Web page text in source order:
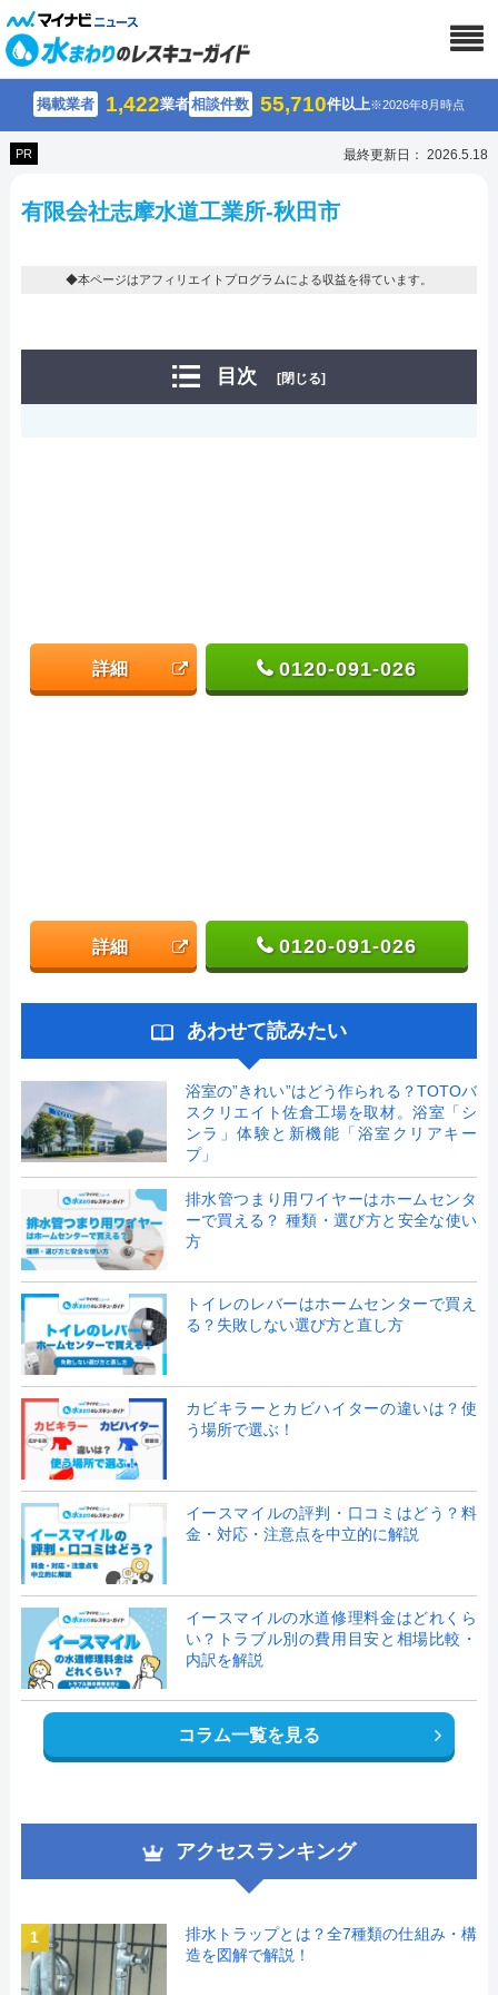
掲載業者 1,422業者相談件数 55,710件以上※2026年8月時点
PR 最終更新日： 2026.5.18
有限会社志摩水道工業所-秋田市
◆本ページはアフィリエイトプログラムによる収益を得ています。
目次 [閉じる]
詳細 0120-091-026
詳細 0120-091-026
あわせて読みたい
浴室の”きれい”はどう作られる？TOTOバ
スクリエイト佐倉工場を取材。浴室「シ
ンラ」体験と新機能「浴室クリアキー
プ」
排水管つまり用ワイヤーはホームセンタ
ーで買える？ 種類・選び方と安全な使い
方
トイレのレバーはホームセンターで買え
る？失敗しない選び方と直し方
カビキラーとカビハイターの違いは？使
う場所で選ぶ！
イースマイルの評判・口コミはどう？料
金・対応・注意点を中立的に解説
イースマイルの水道修理料金はどれくら
い？トラブル別の費用目安と相場比較・
内訳を解説
コラム一覧を見る
アクセスランキング
1
排水トラップとは？全7種類の仕組み・構
造を図解で解説！